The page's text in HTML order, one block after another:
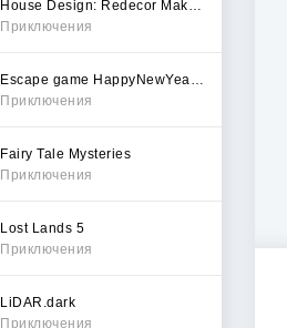
Приключения
Приключения
Fairy Tale Mysteries
Приключения
Lost Lands 5
Приключения
LiDAR.dark
Приключения